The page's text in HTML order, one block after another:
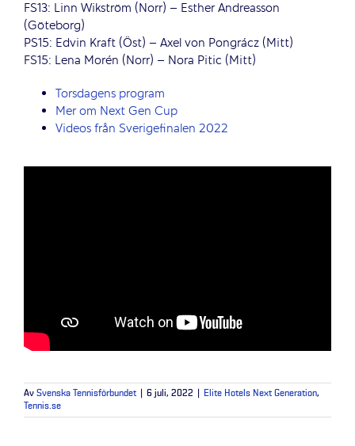
FS13: Linn Wikström (Norr) – Esther Andreasson
(Göteborg)
PS15: Edvin Kraft (Öst) – Axel von Pongrácz (Mitt)
FS15: Lena Morén (Norr) – Nora Pitic (Mitt)
Torsdagens program
Mer om Next Gen Cup
Videos från Sverigefinalen 2022
Av Svenska Tennisförbundet 6 juli, 2022 Elite Hotels Next Generation,
Tennis.se